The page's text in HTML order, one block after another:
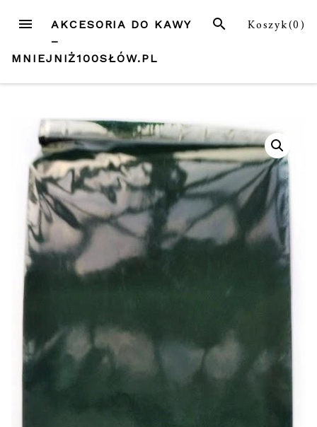
treści
MENU Koszyk(0)
SZUKAJ
AKCESORIA DO KAWY
–
MNIEJNIŻ100SŁÓW.PL